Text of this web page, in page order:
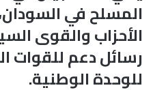
المسلح في
الأحزاب والقوى
رسائل دعم للقوات
للوحدة الوطنية.